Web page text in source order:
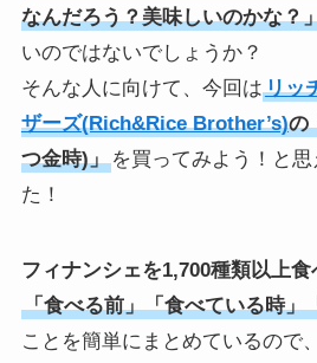
なんだろう？美味しいのかな？
いのではないでしょうか？
そんな人に向けて、今回はリッ
ザーズ(Rich&Rice Brother’s)の
つ金時)」を買ってみよう！と
た！
フィナンシェを1,700種類以上食
「食べる前」「食べている時」
ことを簡単にまとめているので